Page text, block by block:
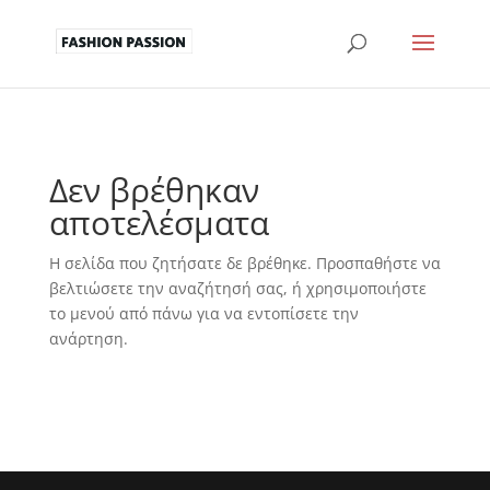
Δεν βρέθηκαν
αποτελέσματα
Η σελίδα που ζητήσατε δε βρέθηκε. Προσπαθήστε να
βελτιώσετε την αναζήτησή σας, ή χρησιμοποιήστε
το μενού από πάνω για να εντοπίσετε την
ανάρτηση.